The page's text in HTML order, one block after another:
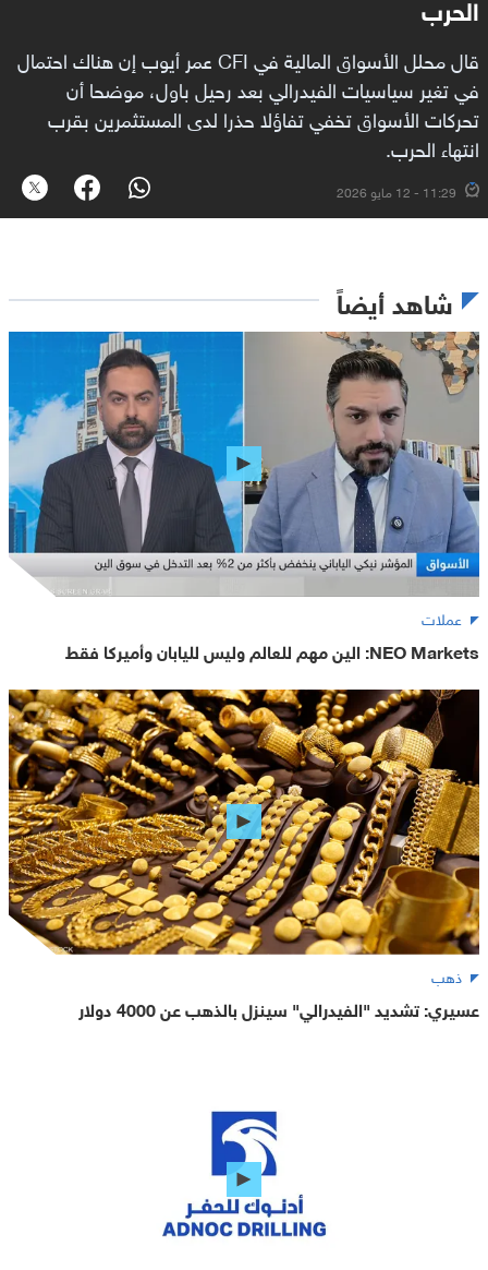
قال محلل الأسواق المالية في CFI عمر أيوب إن هناك احتمال
في تغير سياسيات الفيدرالي بعد رحيل باول، موضحا أن
تحركات الأسواق تخفي تفاؤلا حذرا لدى المستثمرين بقرب
انتهاء الحرب.
11:29 - 12 مايو 2026
شاهد أيضاً
عملات
NEO Markets: الين مهم للعالم وليس لليابان وأميركا فقط
ذهب
عسيري: تشديد "الفيدرالي" سينزل بالذهب عن 4000 دولار